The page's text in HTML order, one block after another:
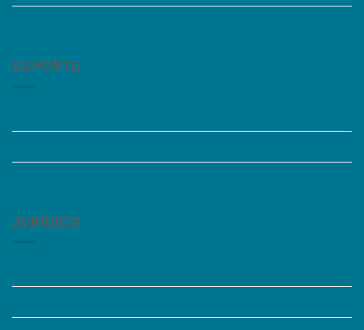
SUPORTE
JURÍDICO